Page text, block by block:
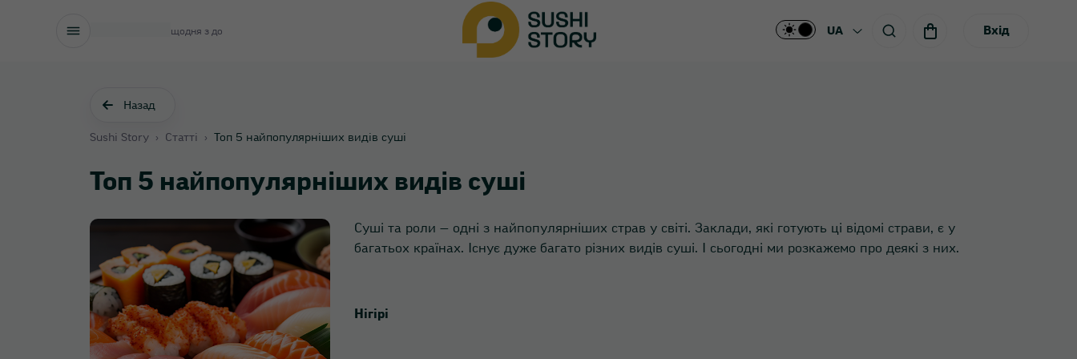
щодня з до UA Вхід
Назад
Sushi Story › Статті › Топ 5 найпопулярніших видів суші
Топ 5 найпопулярніших видів суші
Суші та роли — одні з найпопулярніших страв у світі. Заклади, які готують ці відомі страви, є у
багатьох країнах. Існує дуже багато різних видів суші. І сьогодні ми розкажемо про деякі з них.
Нігірі